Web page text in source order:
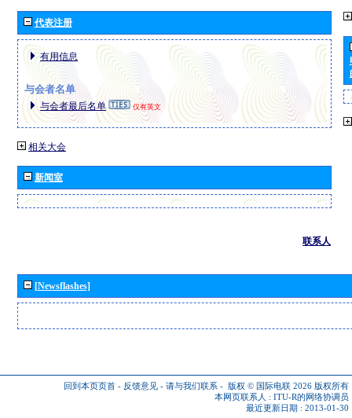
代表注册
有用信息
与会者名单
与会者最后名单 仅有英文
相关大会
新闻室
联系人
[Newsflashes]
回到本页页首 - 反馈意见 - 请与我们联系 - 版权 © 国际电联 2026 版权所有
本网页联系人 : ITU-R的网络协调员
最近更新日期 : 2013-01-30